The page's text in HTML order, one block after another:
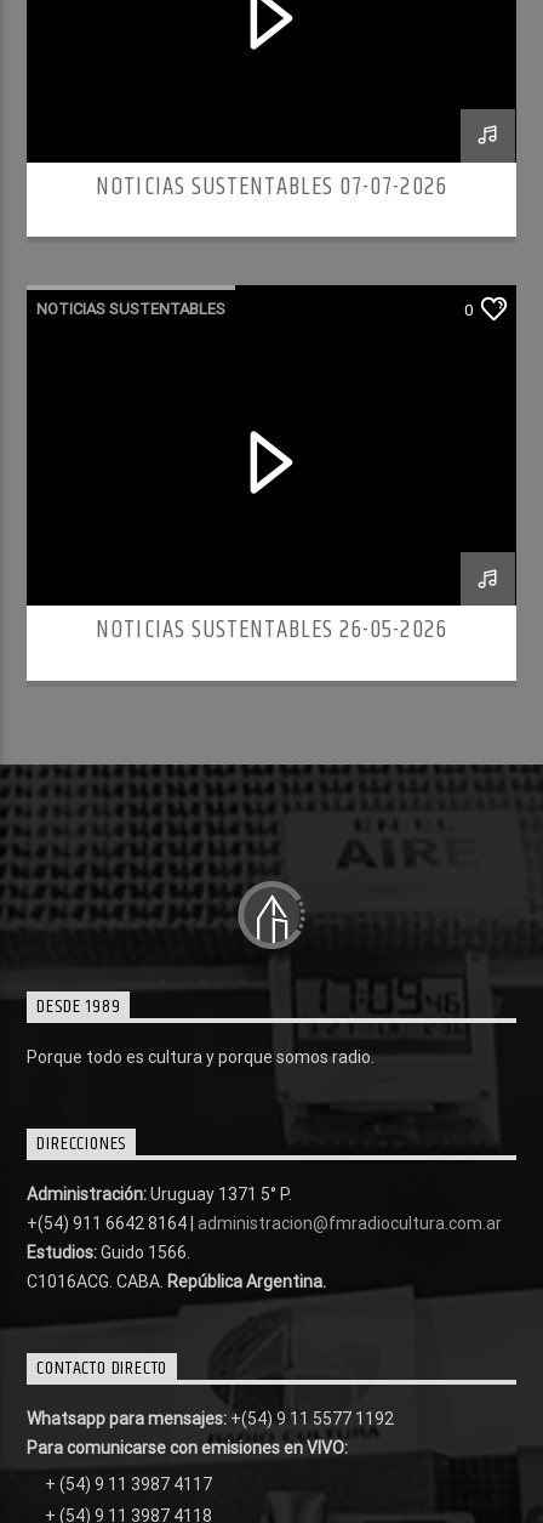
NOTICIAS SUSTENTABLES 07-07-2026
NOTICIAS SUSTENTABLES 0
NOTICIAS SUSTENTABLES 26-05-2026
DESDE 1989
Porque todo es cultura y porque somos radio.
DIRECCIONES
Administración:Uruguay 1371 5° P.
+(54) 911 6642 8164 | administracion@fmradiocultura.com.ar
Estudios:Guido 1566.
C1016ACG . CABA. República Argentina.
CONTACTO DIRECTO
Whatsapp para mensajes: +(54) 9 11 5577 1192
Para comunicarse con emisiones en VIVO:
+ (54) 9 11 3987 4117
+ (54) 9 11 3987 4118